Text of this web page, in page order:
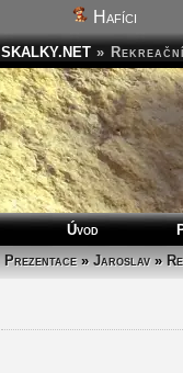
Hafíci
SKALKY.NET »
Úvod
Prezentace»Jaroslav»